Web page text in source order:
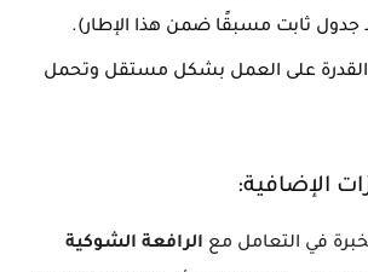
جدول ثابت مسبقًا ضمن هذا الإطار).
القدرة على العمل بشكل مستقل وتحمل
الإضافية:
في التعامل مع الرافعة الشوكية